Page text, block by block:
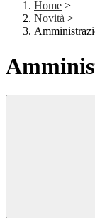
Home >
Novità >